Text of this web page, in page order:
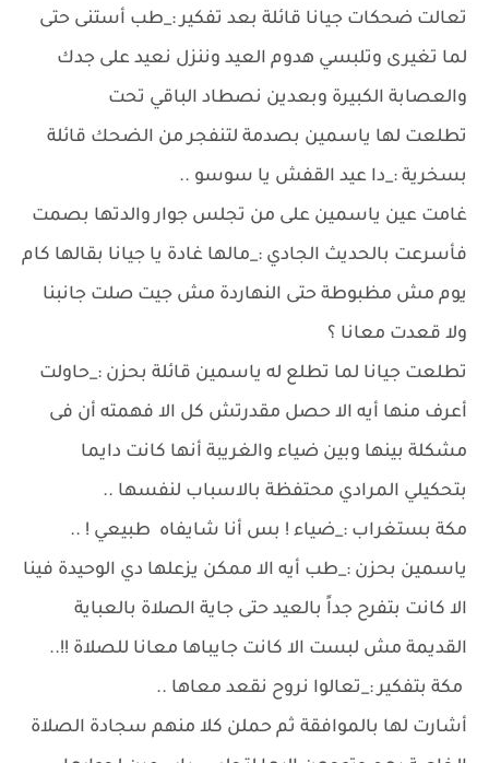
تعالت ضحكات جيانا قائلة بعد تفكير :_طب أستنى حتى
لما تغيرى وتلبسي هدوم العيد وننزل نعيد على جدك
والعصابة الكبيرة وبعدين نصطاد الباقي تحت
تطلعت لها ياسمين بصدمة لتنفجر من الضحك قائلة
بسخرية :_دا عيد القفش يا سوسو ..
غامت عين ياسمين على من تجلس جوار والدتها بصمت
فأسرعت بالحديث الجادي :_مالها غادة يا جيانا بقالها كام
يوم مش مظبوطة حتى النهاردة مش جيت صلت جانبنا
ولا قعدت معانا ؟
تطلعت جيانا لما تطلع له ياسمين قائلة بحزن :_حاولت
أعرف منها أيه الا حصل مقدرتش كل الا فهمته أن فى
مشكلة بينها وبين ضياء والغريبة أنها كانت دايما
بتحكيلي المرادي محتفظة بالاسباب لنفسها ..
مكة بستغراب :_ضياء ! بس أنا شايفاه طبيعي ! ..
ياسمين بحزن :_طب أيه الا ممكن يزعلها دي الوحيدة فينا
الا كانت بتفرح جداً بالعيد حتى جاية الصلاة بالعباية
القديمة مش لبست الا كانت جايباها معانا للصلاة !!..
مكة بتفكير :_تعالوا نروح نقعد معاها ..
أشارت لها بالموافقة ثم حملن كلا منهم سجادة الصلاة